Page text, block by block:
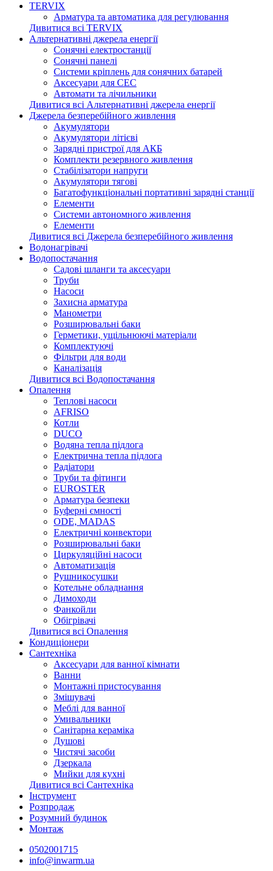
TERVIX
Арматура та автоматика для регулювання
Дивитися всі TERVIX
Альтернативні джерела енергії
Сонячні електростанції
Сонячні панелі
Системи кріплень для сонячних батарей
Аксесуари для СЕС
Автомати та лічильники
Дивитися всі Альтернативні джерела енергії
Джерела безперебійного живлення
Акумулятори
Акумулятори літієві
Зарядні пристрої для АКБ
Комплекти резервного живлення
Стабілізатори напруги
Акумулятори тягові
Багатофункціональні портативні зарядні станції
Елементи
Системи автономного живлення
Елементи
Дивитися всі Джерела безперебійного живлення
Водонагрівачі
Водопостачання
Садові шланги та аксесуари
Труби
Насоси
Захисна арматура
Манометри
Розширювальні баки
Герметики, ущільнюючі матеріали
Комплектуючі
Фільтри для води
Каналізація
Дивитися всі Водопостачання
Опалення
Теплові насоси
AFRISO
Котли
DUCO
Водяна тепла підлога
Електрична тепла підлога
Радіатори
Труби та фітинги
EUROSTER
Арматура безпеки
Буферні ємності
ODE, MADAS
Електричні конвектори
Розширювальні баки
Циркуляційні насоси
Автоматизація
Рушникосушки
Котельне обладнання
Димоходи
Фанкойли
Обігрівачі
Дивитися всі Опалення
Кондиціонери
Сантехніка
Аксесуари для ванної кімнати
Ванни
Монтажні пристосування
Змішувачі
Меблі для ванної
Умивальники
Санітарна кераміка
Душові
Чистячі засоби
Дзеркала
Мийки для кухні
Дивитися всі Сантехніка
Інструмент
Розпродаж
Розумний будинок
Монтаж
0502001715
info@inwarm.ua